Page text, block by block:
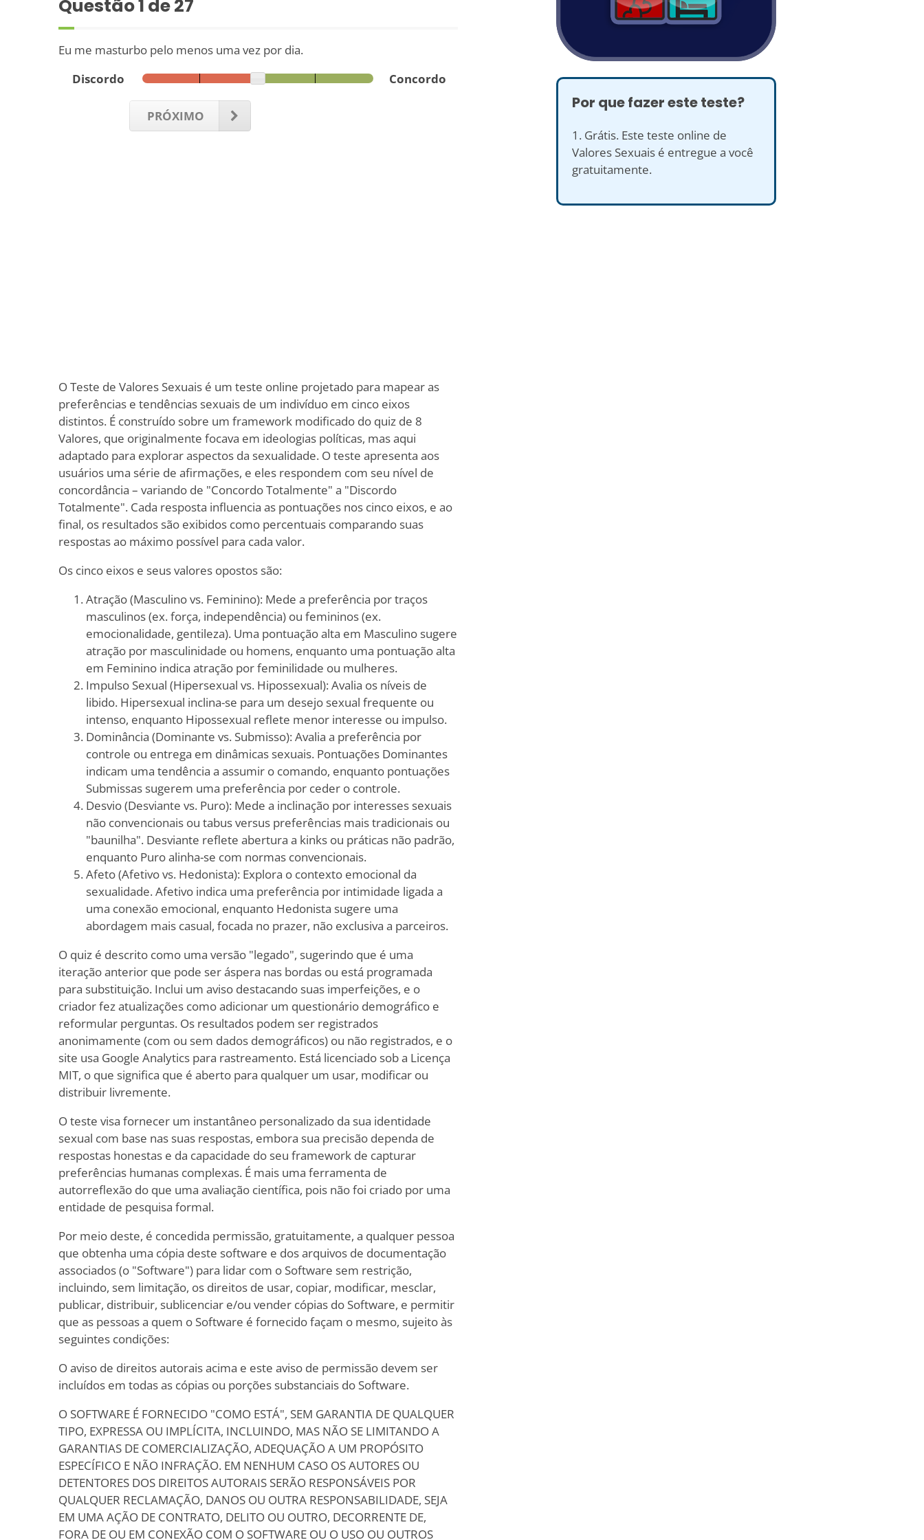
Questão1 de 27
Eu me masturbo pelo menos uma vez por dia.
Discordo
Concordo
PRÓXIMO
O Teste de Valores Sexuais é um teste online projetado para mapear as
preferências e tendências sexuais de um indivíduo em cinco eixos
distintos. É construído sobre um framework modificado do quiz de 8
Valores, que originalmente focava em ideologias políticas, mas aqui
adaptado para explorar aspectos da sexualidade. O teste apresenta aos
usuários uma série de afirmações, e eles respondem com seu nível de
concordância – variando de "Concordo Totalmente" a "Discordo
Totalmente". Cada resposta influencia as pontuações nos cinco eixos, e ao
final, os resultados são exibidos como percentuais comparando suas
respostas ao máximo possível para cada valor.
Os cinco eixos e seus valores opostos são:
Atração (Masculino vs. Feminino): Mede a preferência por traços
masculinos (ex. força, independência) ou femininos (ex.
emocionalidade, gentileza). Uma pontuação alta em Masculino sugere
atração por masculinidade ou homens, enquanto uma pontuação alta
em Feminino indica atração por feminilidade ou mulheres.
Impulso Sexual (Hipersexual vs. Hipossexual): Avalia os níveis de
libido. Hipersexual inclina-se para um desejo sexual frequente ou
intenso, enquanto Hipossexual reflete menor interesse ou impulso.
Dominância (Dominante vs. Submisso): Avalia a preferência por
controle ou entrega em dinâmicas sexuais. Pontuações Dominantes
indicam uma tendência a assumir o comando, enquanto pontuações
Submissas sugerem uma preferência por ceder o controle.
Desvio (Desviante vs. Puro): Mede a inclinação por interesses sexuais
não convencionais ou tabus versus preferências mais tradicionais ou
"baunilha". Desviante reflete abertura a kinks ou práticas não padrão,
enquanto Puro alinha-se com normas convencionais.
Afeto (Afetivo vs. Hedonista): Explora o contexto emocional da
sexualidade. Afetivo indica uma preferência por intimidade ligada a
uma conexão emocional, enquanto Hedonista sugere uma
abordagem mais casual, focada no prazer, não exclusiva a parceiros.
O quiz é descrito como uma versão "legado", sugerindo que é uma
iteração anterior que pode ser áspera nas bordas ou está programada
para substituição. Inclui um aviso destacando suas imperfeições, e o
criador fez atualizações como adicionar um questionário demográfico e
reformular perguntas. Os resultados podem ser registrados
anonimamente (com ou sem dados demográficos) ou não registrados, e o
site usa Google Analytics para rastreamento. Está licenciado sob a Licença
MIT, o que significa que é aberto para qualquer um usar, modificar ou
distribuir livremente.
O teste visa fornecer um instantâneo personalizado da sua identidade
sexual com base nas suas respostas, embora sua precisão dependa de
respostas honestas e da capacidade do seu framework de capturar
preferências humanas complexas. É mais uma ferramenta de
autorreflexão do que uma avaliação científica, pois não foi criado por uma
entidade de pesquisa formal.
Por meio deste, é concedida permissão, gratuitamente, a qualquer pessoa
que obtenha uma cópia deste software e dos arquivos de documentação
associados (o "Software") para lidar com o Software sem restrição,
incluindo, sem limitação, os direitos de usar, copiar, modificar, mesclar,
publicar, distribuir, sublicenciar e/ou vender cópias do Software, e permitir
que as pessoas a quem o Software é fornecido façam o mesmo, sujeito às
seguintes condições:
O aviso de direitos autorais acima e este aviso de permissão devem ser
incluídos em todas as cópias ou porções substanciais do Software.
O SOFTWARE É FORNECIDO "COMO ESTÁ", SEM GARANTIA DE QUALQUER
TIPO, EXPRESSA OU IMPLÍCITA, INCLUINDO, MAS NÃO SE LIMITANDO A
GARANTIAS DE COMERCIALIZAÇÃO, ADEQUAÇÃO A UM PROPÓSITO
ESPECÍFICO E NÃO INFRAÇÃO. EM NENHUM CASO OS AUTORES OU
DETENTORES DOS DIREITOS AUTORAIS SERÃO RESPONSÁVEIS POR
QUALQUER RECLAMAÇÃO, DANOS OU OUTRA RESPONSABILIDADE, SEJA
EM UMA AÇÃO DE CONTRATO, DELITO OU OUTRO, DECORRENTE DE,
FORA DE OU EM CONEXÃO COM O SOFTWARE OU O USO OU OUTROS
Por que fazer este teste?
1. Grátis. Este teste online de
Valores Sexuais é entregue a você
gratuitamente.